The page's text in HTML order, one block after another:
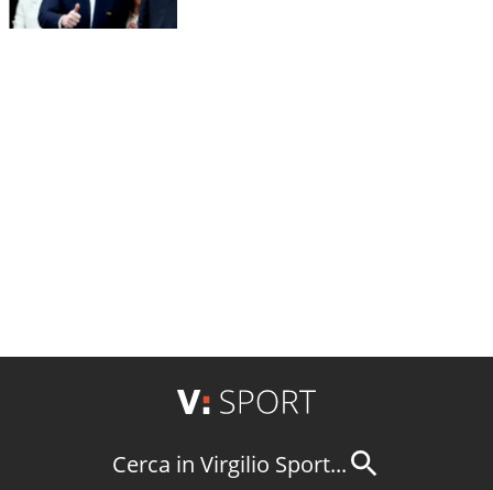
Cerca in Virgilio Sport...